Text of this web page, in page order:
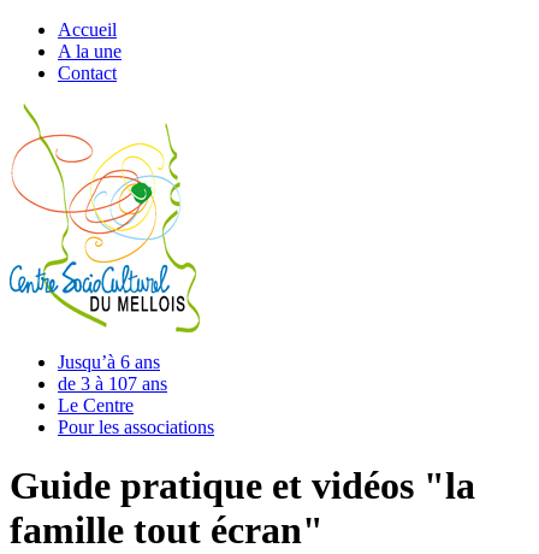
Accueil
A la une
Contact
Jusqu’à 6 ans
de 3 à 107 ans
Le Centre
Pour les associations
Guide pratique et vidéos "la
famille tout écran"